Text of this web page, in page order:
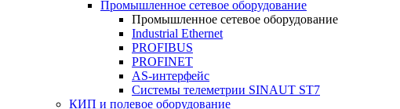
Промышленное сетевое оборудование
Промышленное сетевое оборудование
Industrial Ethernet
PROFIBUS
PROFINET
AS-интерфейс
Системы телеметрии SINAUT ST7
КИП и полевое оборудование